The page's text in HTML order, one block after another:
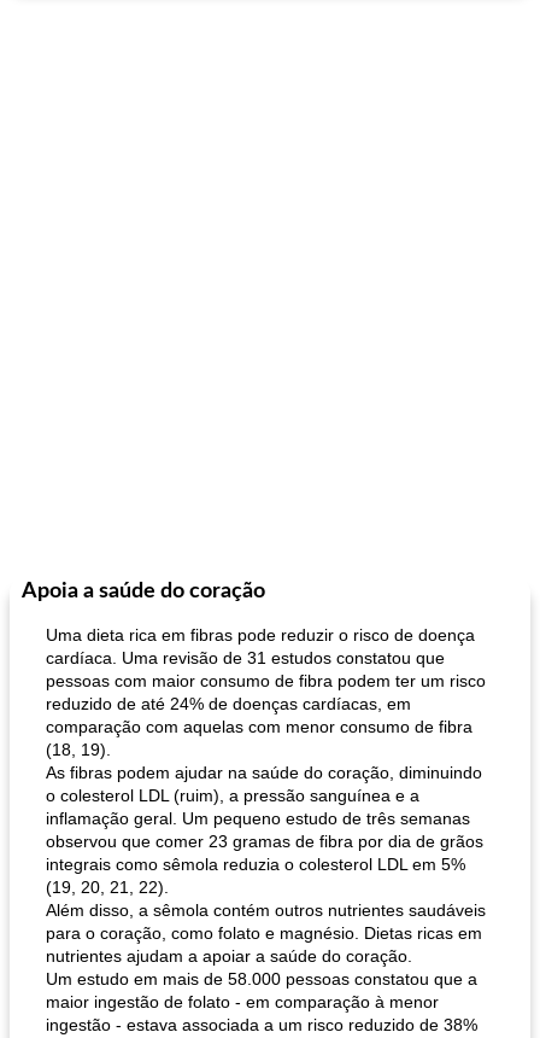
Apoia a saúde do coração
Uma dieta rica em fibras pode reduzir o risco de doença
cardíaca. Uma revisão de 31 estudos constatou que
pessoas com maior consumo de fibra podem ter um risco
reduzido de até 24% de doenças cardíacas, em
comparação com aquelas com menor consumo de fibra
(18, 19).
As fibras podem ajudar na saúde do coração, diminuindo
o colesterol LDL (ruim), a pressão sanguínea e a
inflamação geral. Um pequeno estudo de três semanas
observou que comer 23 gramas de fibra por dia de grãos
integrais como sêmola reduzia o colesterol LDL em 5%
(19, 20, 21, 22).
Além disso, a sêmola contém outros nutrientes saudáveis ​​
para o coração, como folato e magnésio. Dietas ricas em
nutrientes ajudam a apoiar a saúde do coração.
Um estudo em mais de 58.000 pessoas constatou que a
maior ingestão de folato - em comparação à menor
ingestão - estava associada a um risco reduzido de 38%